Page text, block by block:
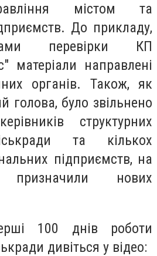
містом та
До прикладу,
перевірки КП
матеріали направлені
органів. Також, як
голова, було звільнено
структурних
та кількох
підприємств, на
нових
100 днів роботи
дивіться у відео: